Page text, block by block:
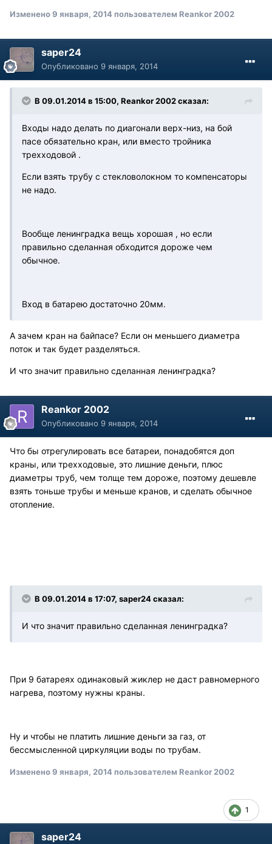
Изменено9 января, 2014пользователем Reankor 2002
saper24
Опубликовано 9 января, 2014
В 09.01.2014 в 15:00, Reankor 2002 сказал:
Входы надо делать по диагонали верх-низ, на бой
пасе обязательно кран, или вместо тройника
трехходовой .
Если взять трубу с стекловолокном то компенсаторы
не надо.
Вообще ленинградка вещь хорошая , но если
правильно сделанная обходится дороже чем
обычное.
Вход в батарею достаточно 20мм.
А зачем кран на байпасе? Если он меньшего диаметра
поток и так будет разделяться.
И что значит правильно сделанная ленинградка?
Reankor 2002
Опубликовано 9 января, 2014
Что бы отрегулировать все батареи, понадобятся доп
краны, или трехходовые, это лишние деньги, плюс
диаметры труб, чем толще тем дороже, поэтому дешевле
взять тоньше трубы и меньше кранов, и сделать обычное
отопление.
В 09.01.2014 в 17:07, saper24 сказал:
И что значит правильно сделанная ленинградка?
При 9 батареях одинаковый жиклер не даст равномерного
нагрева, поэтому нужны краны.
Ну и чтобы не платить лишние деньги за газ, от
бессмысленной циркуляции воды по трубам.
Изменено9 января, 2014пользователем Reankor 2002
1
saper24